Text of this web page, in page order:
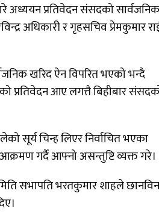
अध्ययन प्रतिवेदन संसदको सार्वजनिक
अधिकारी र गृहसचिव प्रेमकुमार
खरिद ऐन विपरित भएको भन्दै
प्रतिवेदन आए लगत्तै बिहीबार
सूर्य चिन्ह लिएर निर्वाचित भएका
गर्दै आफ्नो असन्तुष्टि व्यक्त गरे।
सभापति भरतकुमार शाहले छानविन